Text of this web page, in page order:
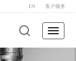
EN 客户服务
Toggle